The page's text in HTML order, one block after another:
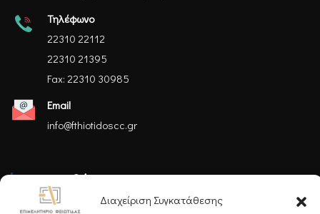
Διαχείριση Συγκατάθεσης
Τηλέφωνο
22310 22112
22310 21395
Fax: 22310 30985
Email
info@fthiotidoscc.gr
Ακολουθήστε μας